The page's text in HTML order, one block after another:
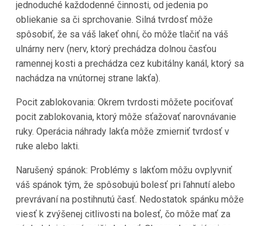
jednoduché každodenné činnosti, od jedenia po
obliekanie sa či sprchovanie. Silná tvrdosť môže
spôsobiť, že sa váš lakeť ohní, čo môže tlačiť na váš
ulnárny nerv (nerv, ktorý prechádza dolnou časťou
ramennej kosti a prechádza cez kubitálny kanál, ktorý sa
nachádza na vnútornej strane lakťa).
Pocit zablokovania: Okrem tvrdosti môžete pociťovať
pocit zablokovania, ktorý môže sťažovať narovnávanie
ruky. Operácia náhrady lakťa môže zmierniť tvrdosť v
ruke alebo lakti.
Narušený spánok: Problémy s lakťom môžu ovplyvniť
váš spánok tým, že spôsobujú bolesť pri ľahnutí alebo
prevrávaní na postihnutú časť. Nedostatok spánku môže
viesť k zvýšenej citlivosti na bolesť, čo môže mať za